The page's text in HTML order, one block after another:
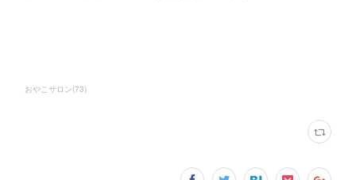
おやこサロン(73)